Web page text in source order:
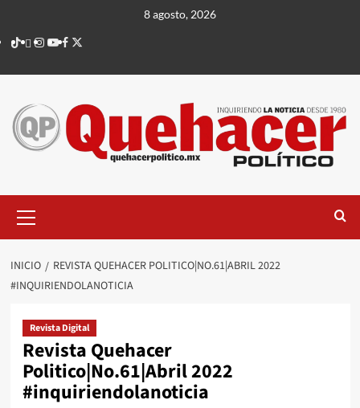
contenido
8 agosto, 2026
TikTok
threads
Instagram
Youtube
Facebook
X
principal
INICIO
REVISTA QUEHACER POLITICO|NO.61|ABRIL 2022
#INQUIRIENDOLANOTICIA
Revista Digital
Revista Quehacer
Politico|No.61|Abril 2022
#inquiriendolanoticia